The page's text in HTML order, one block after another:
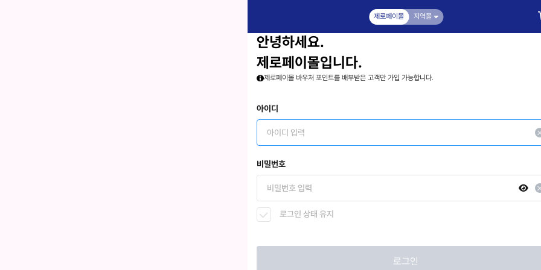
제로페이몰 지역몰
안녕하세요.
제로페이몰입니다.
제로페이몰 바우처 포인트를 배부받은 고객만 가입 가능합니다.
아이디
비밀번호
로그인 상태 유지
로그인